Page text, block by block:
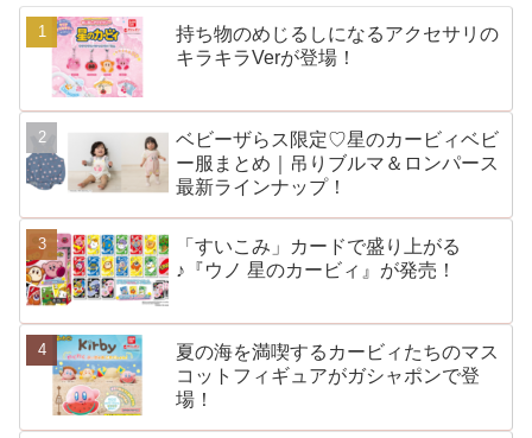
持ち物のめじるしになるアクセサリの
キラキラVerが登場！
ベビーザらス限定♡星のカービィベビ
ー服まとめ｜吊りブルマ＆ロンパース
最新ラインナップ！
「すいこみ」カードで盛り上がる
♪『ウノ 星のカービィ』が発売！
夏の海を満喫するカービィたちのマス
コットフィギュアがガシャポンで登
場！